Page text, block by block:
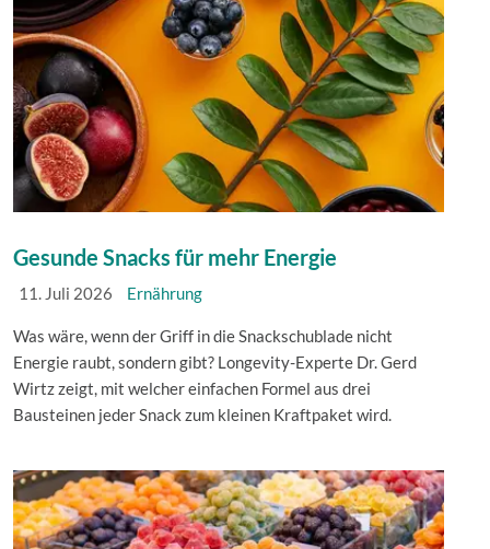
Gesunde Snacks für mehr Energie
11. Juli 2026 Ernährung
Was wäre, wenn der Griff in die Snackschublade nicht
Energie raubt, sondern gibt? Longevity-Experte Dr. Gerd
Wirtz zeigt, mit welcher einfachen Formel aus drei
Bausteinen jeder Snack zum kleinen Kraftpaket wird.